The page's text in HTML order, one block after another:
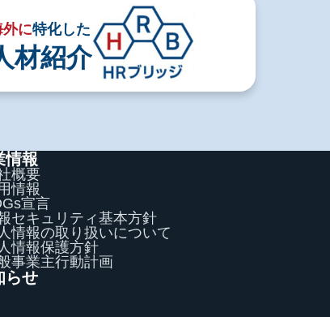
外に特化した
材紹介
情報
概要
情報
宣言
セキュリティ基本方針
情報の取り扱いについて
情報保護方針
事業主行動計画
らせ